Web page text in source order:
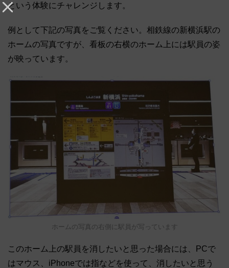
という体験にチャレンジします。
例として下記の写真をご覧ください。相鉄線の新横浜駅の
ホームの写真ですが、看板の右横のホーム上には駅員の姿
が映っています。
ホームの写真の右側に駅員が写っています
このホーム上の駅員を消したいと思った場合には、PCで
はマウス、iPhoneでは指などを使って、消したいと思う